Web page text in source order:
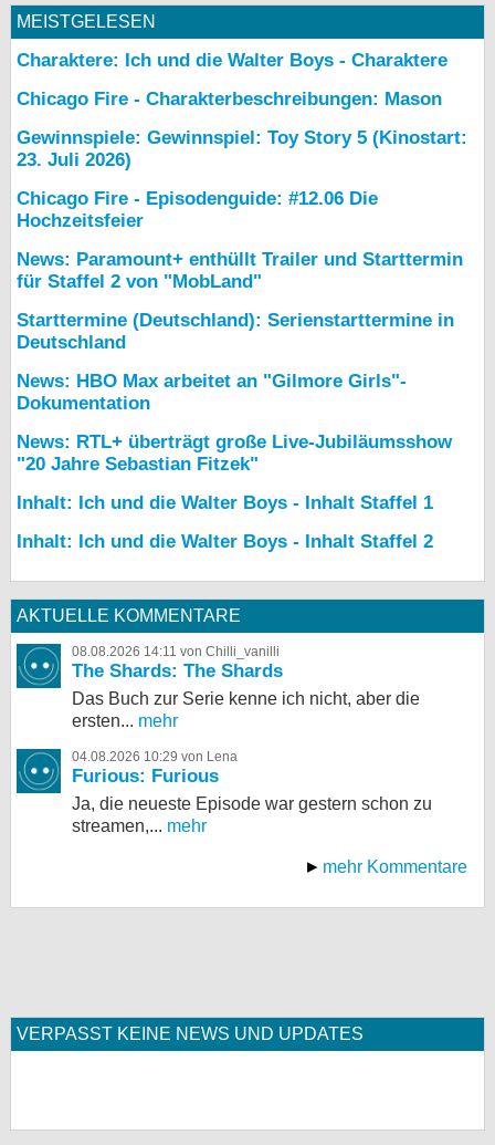
MEISTGELESEN
Charaktere: Ich und die Walter Boys - Charaktere
Chicago Fire - Charakterbeschreibungen: Mason
Gewinnspiele: Gewinnspiel: Toy Story 5 (Kinostart:
23. Juli 2026)
Chicago Fire - Episodenguide: #12.06 Die
Hochzeitsfeier
News: Paramount+ enthüllt Trailer und Starttermin
für Staffel 2 von "MobLand"
Starttermine (Deutschland): Serienstarttermine in
Deutschland
News: HBO Max arbeitet an "Gilmore Girls"-
Dokumentation
News: RTL+ überträgt große Live-Jubiläumsshow
"20 Jahre Sebastian Fitzek"
Inhalt: Ich und die Walter Boys - Inhalt Staffel 1
Inhalt: Ich und die Walter Boys - Inhalt Staffel 2
AKTUELLE KOMMENTARE
08.08.2026 14:11 von Chilli_vanilli
The Shards: The Shards
Das Buch zur Serie kenne ich nicht, aber die
ersten... mehr
04.08.2026 10:29 von Lena
Furious: Furious
Ja, die neueste Episode war gestern schon zu
streamen,... mehr
mehr Kommentare
VERPASST KEINE NEWS UND UPDATES